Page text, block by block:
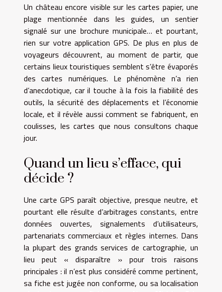
Un château encore visible sur les cartes papier, une
plage mentionnée dans les guides, un sentier
signalé sur une brochure municipale… et pourtant,
rien sur votre application GPS. De plus en plus de
voyageurs découvrent, au moment de partir, que
certains lieux touristiques semblent s’être évaporés
des cartes numériques. Le phénomène n’a rien
d’anecdotique, car il touche à la fois la fiabilité des
outils, la sécurité des déplacements et l’économie
locale, et il révèle aussi comment se fabriquent, en
coulisses, les cartes que nous consultons chaque
jour.
Quand un lieu s’efface, qui
décide ?
Une carte GPS paraît objective, presque neutre, et
pourtant elle résulte d’arbitrages constants, entre
données ouvertes, signalements d’utilisateurs,
partenariats commerciaux et règles internes. Dans
la plupart des grands services de cartographie, un
lieu peut « disparaître » pour trois raisons
principales : il n’est plus considéré comme pertinent,
sa fiche est jugée non conforme, ou sa localisation